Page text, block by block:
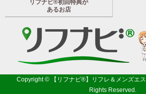
リフナビ®初回特典が
あるお店
Copyright © 【リフナビ®】リフレ＆メンズエ
Rights Reserved.